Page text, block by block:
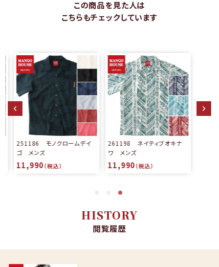
この商品を見た人は
こちらもチェックしています
251186 モノクロームデイ
ゴ メンズ
11,990（税込）
261198 ネイティブオキナ
ワ メンズ
11,990（税込）
HISTORY
閲覧履歴